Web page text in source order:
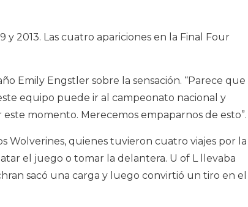
2013. Las cuatro apariciones en la Final Four
Emily Engstler sobre la sensación. “Parece que
equipo puede ir al campeonato nacional y
momento. Merecemos empaparnos de esto”.
Wolverines, quienes tuvieron cuatro viajes por la
el juego o tomar la delantera. U of L llevaba
sacó una carga y luego convirtió un tiro en el